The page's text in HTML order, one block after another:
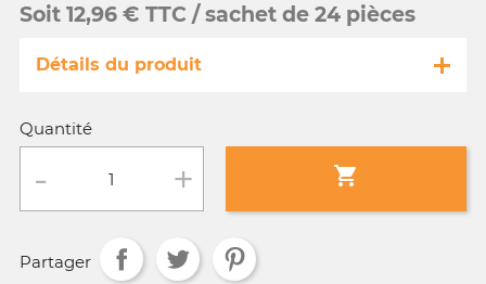
Soit 12,96 € TTC / sachet de 24 pièces
Détails du produit
Référence
Conditionnement :
Age :
Quantité

Partager